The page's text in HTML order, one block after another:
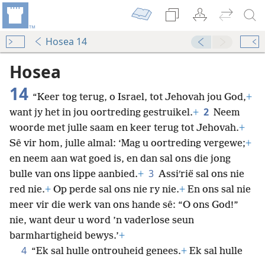
Hosea 14
Hosea
14 “Keer tog terug, o Israel, tot Jehovah jou God,+
want jy het in jou oortreding gestruikel.+ 2 Neem
woorde met julle saam en keer terug tot Jehovah.+
Sê vir hom, julle almal: ‘Mag u oortreding vergewe;+
en neem aan wat goed is, en dan sal ons die jong
bulle van ons lippe aanbied.+ 3 Assiʹrië sal ons nie
red nie.+ Op perde sal ons nie ry nie.+ En ons sal nie
meer vir die werk van ons hande sê: “O ons God!”
nie, want deur u word ’n vaderlose seun
barmhartigheid bewys.’+
4 “Ek sal hulle ontrouheid genees.+ Ek sal hulle